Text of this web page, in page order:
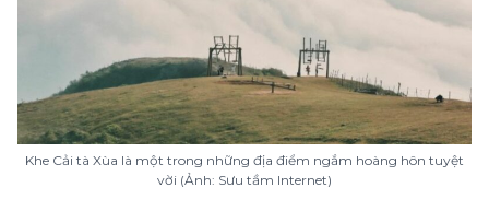
Khe Cải tà Xùa là một trong những địa điểm ngắm hoàng hôn tuyệt
vời (Ảnh: Sưu tầm Internet)